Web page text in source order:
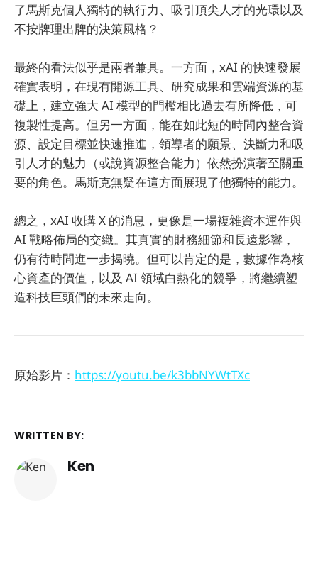
了馬斯克個人獨特的執行力、吸引頂尖人才的光環以及
不按牌理出牌的決策風格？
最終的看法似乎是兩者兼具。一方面，xAI 的快速發展
確實表明，在現有開源工具、研究成果和雲端資源的基
礎上，建立強大 AI 模型的門檻相比過去有所降低，可
複製性提高。但另一方面，能在如此短的時間內整合資
源、設定目標並快速推進，領導者的願景、決斷力和吸
引人才的魅力（或說資源整合能力）依然扮演著至關重
要的角色。馬斯克無疑在這方面展現了他獨特的能力。
總之，xAI 收購 X 的消息，更像是一場複雜資本運作與
AI 戰略佈局的交織。其真實的財務細節和長遠影響，
仍有待時間進一步揭曉。但可以肯定的是，數據作為核
心資產的價值，以及 AI 領域白熱化的競爭，將繼續塑
造科技巨頭們的未來走向。
原始影片： https://youtu.be/k3bbNYWtTXc
WRITTEN BY:
Ken